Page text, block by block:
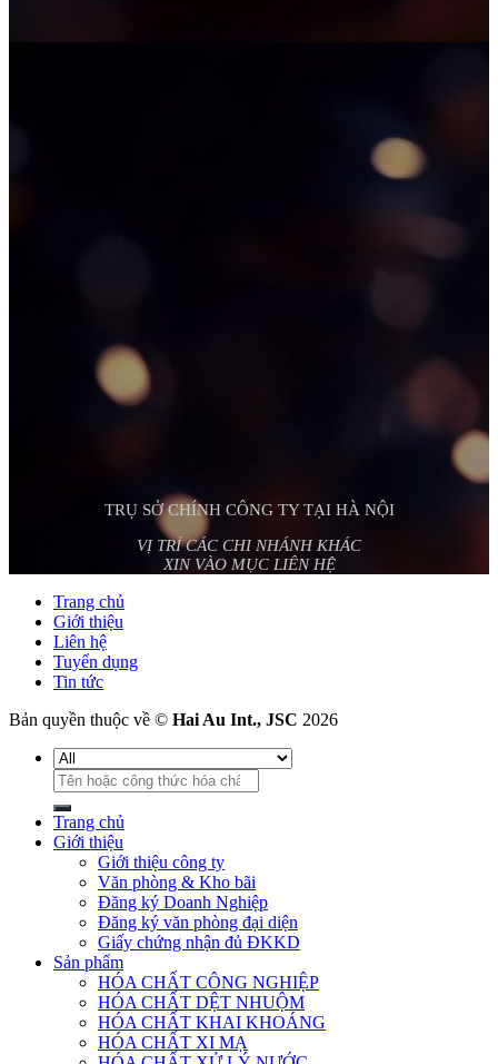
TRỤ SỞ CHÍNH CÔNG TY TẠI HÀ NỘI
VỊ TRÍ CÁC CHI NHÁNH KHÁC
XIN VÀO MỤC LIÊN HỆ
Trang chủ
Giới thiệu
Liên hệ
Tuyển dụng
Tin tức
Bản quyền thuộc về © Hai Au Int., JSC 2026
Tìm
kiếm:
Trang chủ
Giới thiệu
Giới thiệu công ty
Văn phòng & Kho bãi
Đăng ký Doanh Nghiệp
Đăng ký văn phòng đại diện
Giấy chứng nhận đủ ĐKKD
Sản phẩm
HÓA CHẤT CÔNG NGHIỆP
HÓA CHẤT DỆT NHUỘM
HÓA CHẤT KHAI KHOÁNG
HÓA CHẤT XI MẠ